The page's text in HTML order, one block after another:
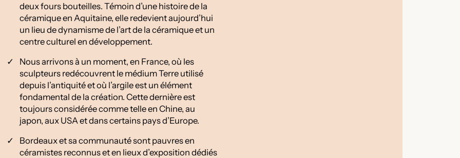
deux fours bouteilles. Témoin d’une histoire de la
céramique en Aquitaine, elle redevient aujourd’hui
un lieu de dynamisme de l’art de la céramique et un
centre culturel en développement.
Nous arrivons à un moment, en France, où les
sculpteurs redécouvrent le médium Terre utilisé
depuis l’antiquité et où l’argile est un élément
fondamental de la création. Cette dernière est
toujours considérée comme telle en Chine, au
japon, aux USA et dans certains pays d’Europe.
Bordeaux et sa communauté sont pauvres en
céramistes reconnus et en lieux d’exposition dédiés